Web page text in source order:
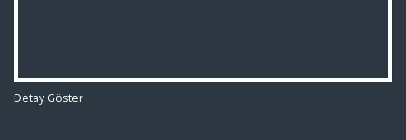
Detay Göster